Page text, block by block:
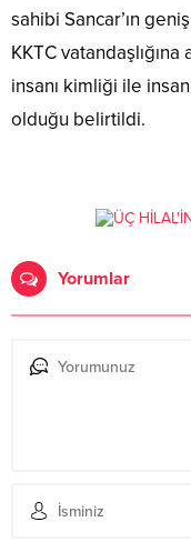
sahibi Sancar’ın
KKTC vatandaşlığına
insanı kimliği ile
olduğu belirtildi.
Yorumlar